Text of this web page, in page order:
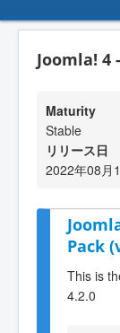
Joomla! 4
Maturity
Stable
リリース日
2022年08月
Pack
This is
4.2.0